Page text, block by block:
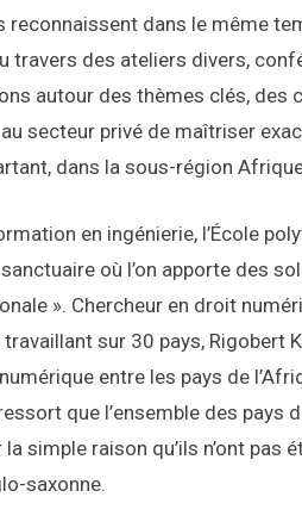
reconnaissent dans le même
travers des ateliers divers,
autour des thèmes clés, des
secteur privé de maîtriser
dans la sous-région
en ingénierie, l’École
où l’on apporte des
». Chercheur en droit
sur 30 pays, Rigobert
entre les pays de
que l’ensemble des pays
simple raison qu’ils n’ont pas
saxonne.